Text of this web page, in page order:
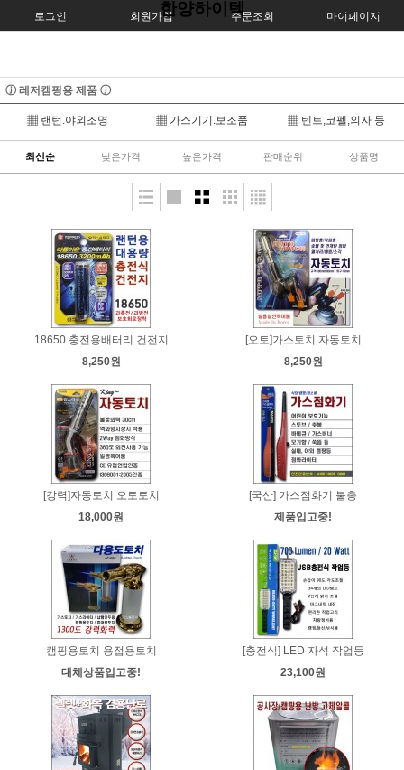
로그인 회원가입 주문조회 마이페이지
한양하이텍
ⓙ 레저캠핑용 제품 ⓙ
▦ 랜턴.야외조명 ▦ 가스기기.보조품 ▦ 텐트,코펠,의자 등
최신순 낮은가격 높은가격 판매순위 상품명
18650 충전용배터리 건전지
8,250원
[오토]가스토치 자동토치
8,250원
[강력]자동토치 오토토치
18,000원
[국산] 가스점화기 불총
제품입고중!
캠핑용토치 용접용토치
대체상품입고중!
[충전식] LED 자석 작업등
23,100원